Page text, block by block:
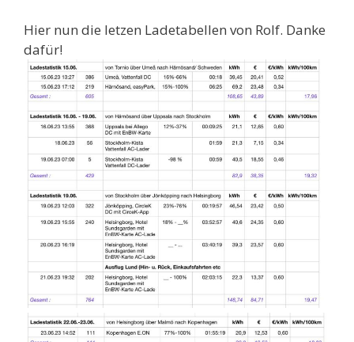
Hier nun die letzen Ladetabellen von Rolf. Danke
dafür!